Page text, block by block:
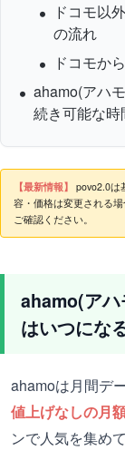
ドコモ以
の流れ
ドコモか
ahamo(アハ
続き可能な
【最新情報】 povo2.0は
容・価格は変更される
ご確認ください。
ahamo(ア
はいつにな
ahamoは月間デ
値上げなしの月
ンで人気を集め